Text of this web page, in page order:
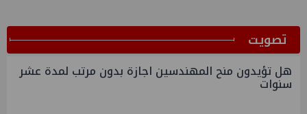
ﺗﺼﻮﻳﺖ
هل تؤيدون منح المهندسين اجازة بدون مرتب لمدة عشر
سنوات